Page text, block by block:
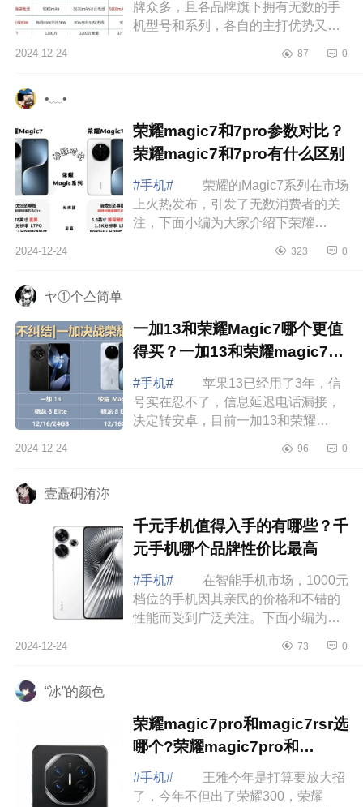
牌众多，且各品牌旗下拥有无数的手
机型号和系列，各自的主打优势又不
耀,oppo,vivo哪个性价比高？男生用哪
2024-12-24 87 0
•﹏•
荣耀magic7和7pro参数对比？
荣耀magic7和7pro有什么区别
#手机#
荣耀的Magic7系列在市场
上火热发布，引发了无数消费者的关
注，下面小编为大家介绍下荣耀
和7pro有什么区别 荣耀magic7和
2024-12-24 323 0
ヤ①个亼简单
一加13和荣耀Magic7哪个更值
得买？一加13和荣耀magic7哪
个更护眼
#手机#
苹果13已经用了3年，信
号实在忍不了，信息延迟电话漏接，
决定转安卓，目前一加13和荣耀
拍照均衡些选哪个合适呀，下面小编
2024-12-24 96 0
壹矗砽洧沵
千元手机值得入手的有哪些？千
元手机哪个品牌性价比最高
#手机#
在智能手机市场，1000元
档位的手机因其亲民的价格和不错的
性能而受到广泛关注。下面小编为大
些？千元手机哪个品牌性价比最
2024-12-24 73 0
“冰”的颜色
荣耀magic7pro和magic7rsr选
哪个?荣耀magic7pro和
magic7rsr对比哪个好
#手机#
王雅今年是打算要放大招
了，今年不但出了荣耀300，荣耀